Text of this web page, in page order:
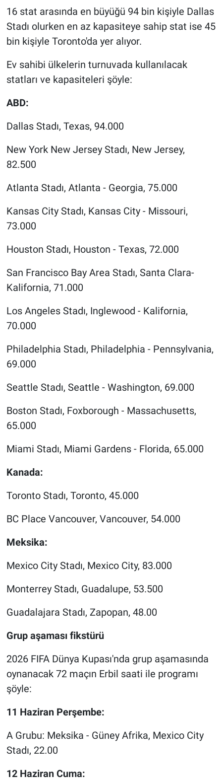
16 stat arasında en büyüğü 94 bin kişiyle Dallas
Stadı olurken en az kapasiteye sahip stat ise 45
bin kişiyle Toronto'da yer alıyor.
Ev sahibi ülkelerin turnuvada kullanılacak
statları ve kapasiteleri şöyle:
ABD:
Dallas Stadı, Texas, 94.000
New York New Jersey Stadı, New Jersey,
82.500
Atlanta Stadı, Atlanta - Georgia, 75.000
Kansas City Stadı, Kansas City - Missouri,
73.000
Houston Stadı, Houston - Texas, 72.000
San Francisco Bay Area Stadı, Santa Clara-
Kalifornia, 71.000
Los Angeles Stadı, Inglewood - Kalifornia,
70.000
Philadelphia Stadı, Philadelphia - Pennsylvania,
69.000
Seattle Stadı, Seattle - Washington, 69.000
Boston Stadı, Foxborough - Massachusetts,
65.000
Miami Stadı, Miami Gardens - Florida, 65.000
Kanada:
Toronto Stadı, Toronto, 45.000
BC Place Vancouver, Vancouver, 54.000
Meksika:
Mexico City Stadı, Mexico City, 83.000
Monterrey Stadı, Guadalupe, 53.500
Guadalajara Stadı, Zapopan, 48.00
Grup aşaması fikstürü
2026 FIFA Dünya Kupası'nda grup aşamasında
oynanacak 72 maçın Erbil saati ile programı
şöyle:
11 Haziran Perşembe:
A Grubu: Meksika - Güney Afrika, Mexico City
Stadı, 22.00
12 Haziran Cuma: